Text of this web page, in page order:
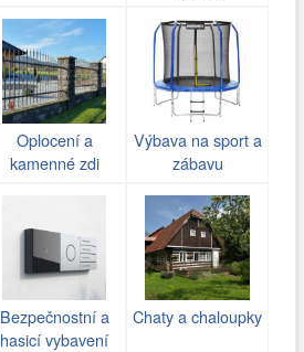
Oplocení a
kamenné zdi
Výbava na sport a
zábavu
Bezpečnostní a
hasicí vybavení
Chaty a chaloupky